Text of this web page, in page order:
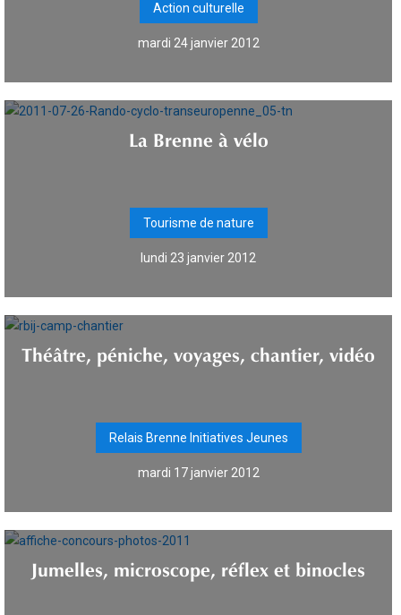
Action culturelle
mardi 24 janvier 2012
La Brenne à vélo
Tourisme de nature
lundi 23 janvier 2012
Théâtre, péniche, voyages, chantier, vidéo
Relais Brenne Initiatives Jeunes
mardi 17 janvier 2012
Jumelles, microscope, réflex et binocles